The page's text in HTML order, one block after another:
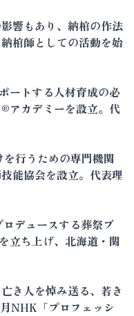
響もあり、納棺の作法
棺師としての活動を始
ートする人材育成の必
アカデミーを設立。代
行うための専門機関
能協会を設立。代表理
デュースする葬祭ブ
立ち上げ、北海道・関
き人を悼み送る、若き
NHK「プロフェッシ